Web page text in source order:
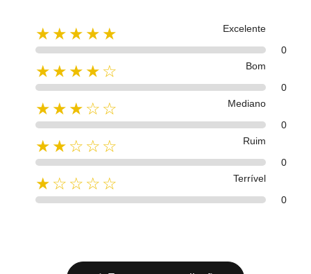
★★★★★
Excelente
0
★★★★☆
Bom
0
★★★☆☆
Mediano
0
★★☆☆☆
Ruim
0
★☆☆☆☆
Terrível
0